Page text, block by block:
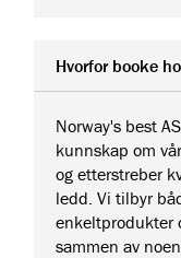
Hvorfor booke
Norway's best
kunnskap om
og etterstreber
ledd. Vi tilbyr
enkeltprodukter
sammen av